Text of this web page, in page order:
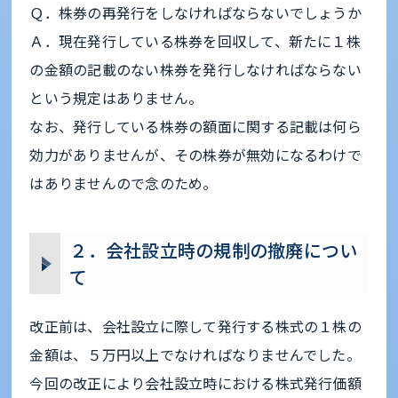
Ｑ．株券の再発行をしなければならないでしょうか
Ａ．現在発行している株券を回収して、新たに１株
の金額の記載のない株券を発行しなければならない
という規定はありません。
なお、発行している株券の額面に関する記載は何ら
効力がありませんが、その株券が無効になるわけで
はありませんので念のため。
２．会社設立時の規制の撤廃につい
て
改正前は、会社設立に際して発行する株式の１株の
金額は、５万円以上でなければなりませんでした。
今回の改正により会社設立時における株式発行価額